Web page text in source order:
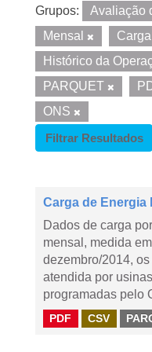
Grupos: Avaliação
Mensal
Carga
Histórico da
PARQUET
ONS
Filtrar Resultados
Carga de Energia
Dados de carga
mensal, medida
dezembro/2014,
atendida por
programadas pelo
PDF CSV